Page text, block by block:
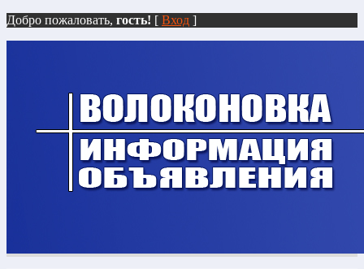
Добро пожаловать, гость! [ Вход ]